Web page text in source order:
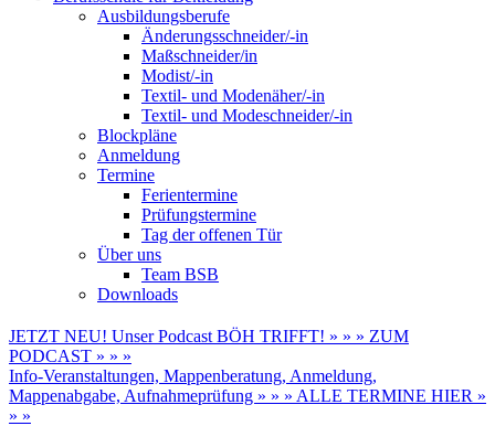
Ausbildungsberufe
Änderungsschneider/-in
Maßschneider/in
Modist/-in
Textil- und Modenäher/-in
Textil- und Modeschneider/-in
Blockpläne
Anmeldung
Termine
Ferientermine
Prüfungstermine
Tag der offenen Tür
Über uns
Team BSB
Downloads
JETZT NEU! Unser Podcast BÖH TRIFFT! » » » ZUM
PODCAST » » »
Info-Veranstaltungen, Mappenberatung, Anmeldung,
Mappenabgabe, Aufnahmeprüfung » » » ALLE TERMINE HIER »
» »